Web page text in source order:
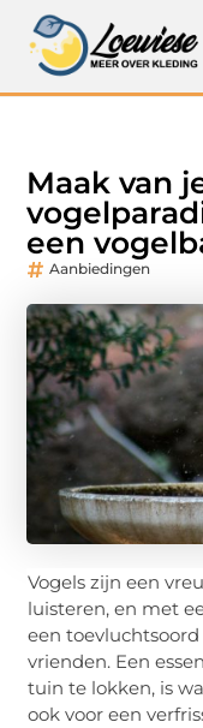
Maak van
een
Aanbiedingen
Vogels zijn een
luisteren, en met
een
vrienden. Een
tuin te lokken, is
ook voor een